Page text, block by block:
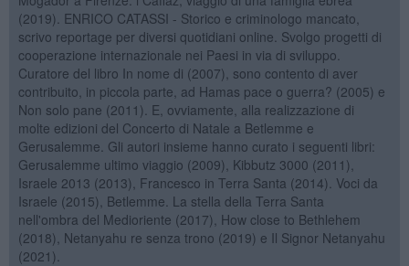
(2019). ENRICO CATASSI - Storico e criminologo mancato,
scrivo reportage per diversi quotidiani online. Svolgo progetti di
cooperazione internazionale nei Paesi in via di sviluppo.
Curatore del libro In nome di (2007), sono contento di aver
contribuito, in piccola parte, ad Hamas pace o guerra? (2005) e
Non solo pane (2011). E, ovviamente, alla realizzazione di
molte edizioni del Concerto di Natale a Betlemme e
Gerusalemme. Gli autori insieme hanno curato i seguenti libri:
Gerusalemme ultimo viaggio (2009), Kibbutz 3000 (2011),
Israele 2013 (2013), Francesco in Terra Santa (2014). Voci da
Israele (2015), Betlemme. La stella della Terra Santa
nell'ombra del Medioriente (2017), How close to Bethlehem
(2018), Netanyahu re senza trono (2019) e Il Signor Netanyahu
(2021).